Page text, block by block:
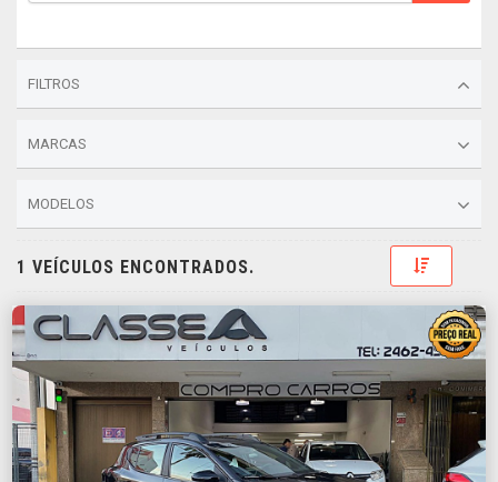
FILTROS
MARCAS
MODELOS
1 VEÍCULOS ENCONTRADOS. Toggle